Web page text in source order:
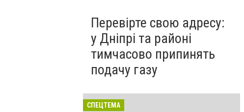
Перевірте свою адресу:
у Дніпрі та районі
тимчасово припинять
подачу газу
СПЕЦТЕМА